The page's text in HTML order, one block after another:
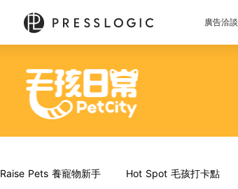
廣告洽談
Raise Pets 養寵物新手 Hot Spot 毛孩打卡點